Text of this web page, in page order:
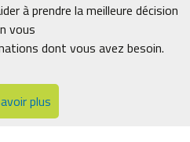
à prendre la meilleure décision
vous
dont vous avez besoin.
plus